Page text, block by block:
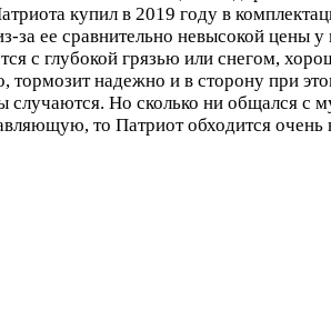
купил в 2019 году в
ее сравнительно невысокой цены у
с глубокой грязью или снегом,
тормозит надежно и в сторону при
случаются. Но сколько ни общался с
то Патриот обходится